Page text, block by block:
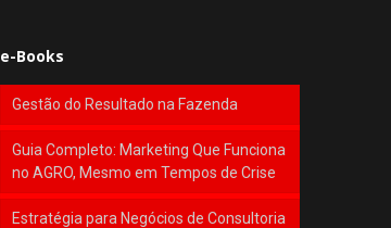
e-Books
Gestão do Resultado na Fazenda
Guia Completo: Marketing Que Funciona
no AGRO, Mesmo em Tempos de Crise
Estratégia para Negócios de Consultoria